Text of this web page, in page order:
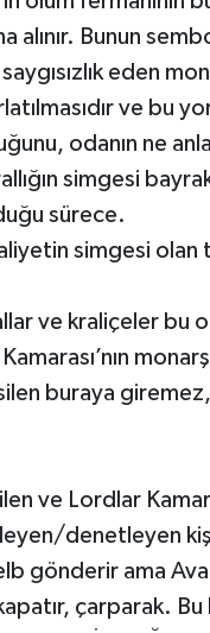
alınır. Bunun
eden
ve bu
odanın ne
simgesi
sürece.
simgesi olan
ve kraliçeler bu
buraya
ve Lordlar
denetleyen
gönderir ama
çarparak. Bu